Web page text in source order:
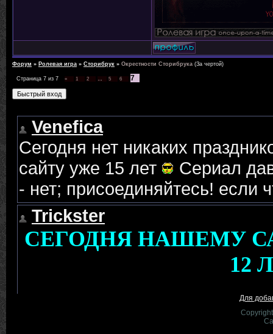
Форум » Ролевая игра » Сторибрук » Окрестности Сторибрука (За чертой)
Страница 7 из 7 « 1 2 … 5 6 7
Для